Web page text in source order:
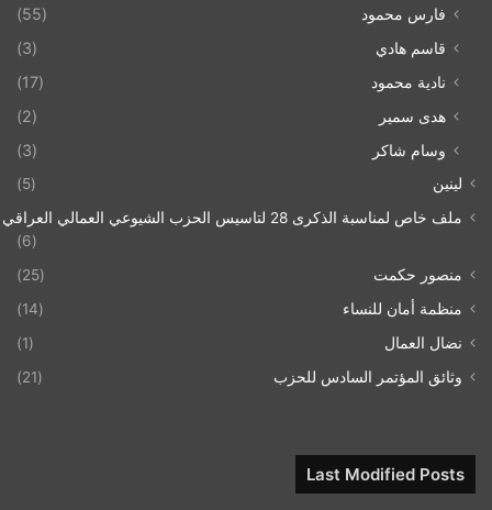
فارس محمود
(55)
قاسم هادي
(3)
نادية محمود
(17)
هدى سمير
(2)
وسام شاكر
(3)
لينين
(5)
ملف خاص لمناسبة الذكرى 28 لتاسيس الحزب الشيوعي العمالي العراقي 1993/07/21
(6)
منصور حكمت
(25)
منظمة أمان للنساء
(14)
نضال العمال
(1)
وثائق المؤتمر السادس للحزب
(21)
Last Modified Posts